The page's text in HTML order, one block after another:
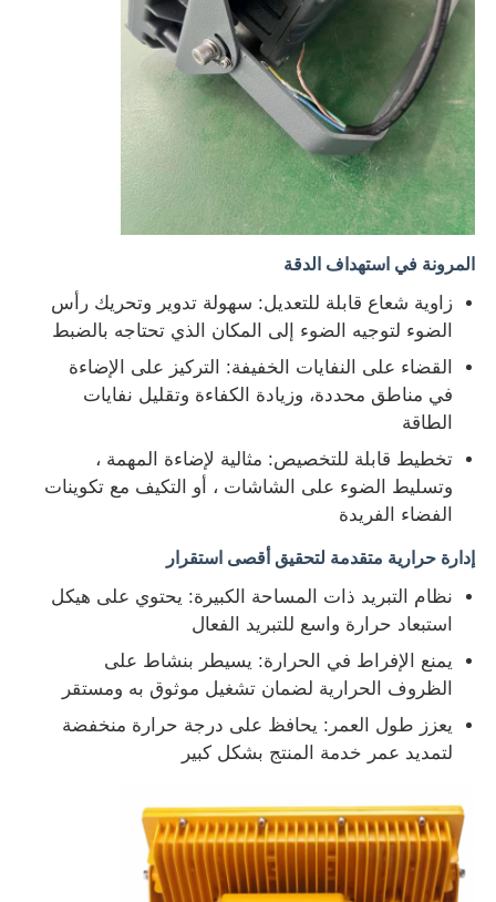
المرونة في استهداف الدقة
زاوية شعاع قابلة للتعديل: سهولة تدوير وتحريك رأس
الضوء لتوجيه الضوء إلى المكان الذي تحتاجه بالضبط
القضاء على النفايات الخفيفة: التركيز على الإضاءة
في مناطق محددة، وزيادة الكفاءة وتقليل نفايات
الطاقة
تخطيط قابلة للتخصيص: مثالية لإضاءة المهمة ،
وتسليط الضوء على الشاشات ، أو التكيف مع تكوينات
الفضاء الفريدة
إدارة حرارية متقدمة لتحقيق أقصى استقرار
نظام التبريد ذات المساحة الكبيرة: يحتوي على هيكل
استبعاد حرارة واسع للتبريد الفعال
يمنع الإفراط في الحرارة: يسيطر بنشاط على
الظروف الحرارية لضمان تشغيل موثوق به ومستقر
يعزز طول العمر: يحافظ على درجة حرارة منخفضة
لتمديد عمر خدمة المنتج بشكل كبير